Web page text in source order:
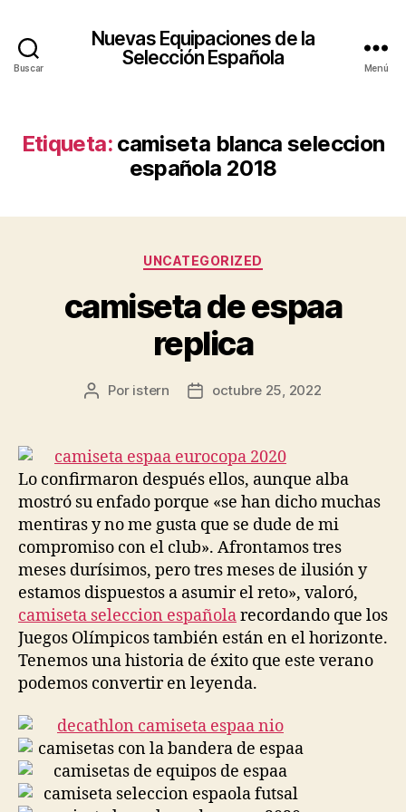
Buscar
Nuevas Equipaciones de la
Selección Española
Menú
Etiqueta: camiseta blanca seleccion
española 2018
Categorías
UNCATEGORIZED
camiseta de espaa
replica
Autor
entrada
Por istern
Fecha
entrada
octubre 25, 2022
Lo confirmaron después ellos, aunque alba
mostró su enfado porque «se han dicho muchas
mentiras y no me gusta que se dude de mi
compromiso con el club». Afrontamos tres
meses durísimos, pero tres meses de ilusión y
estamos dispuestos a asumir el reto», valoró,
camiseta seleccion españolarecordando que los
Juegos Olímpicos también están en el horizonte.
Tenemos una historia de éxito que este verano
podemos convertir en leyenda.